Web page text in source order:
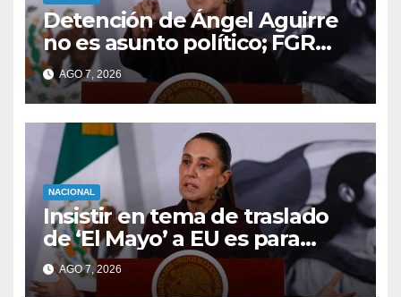
Detención de Ángel Aguirre
no es asunto político; FGR
analizó evidencias telefónicas
del caso Ayotzinapa, dice
Sheinbaum
AGO 7, 2026
NACIONAL
Insistir en tema de traslado
de ‘El Mayo’ a EU es para
esclarecer si hubo injerencia:
Sheinbaum
AGO 7, 2026